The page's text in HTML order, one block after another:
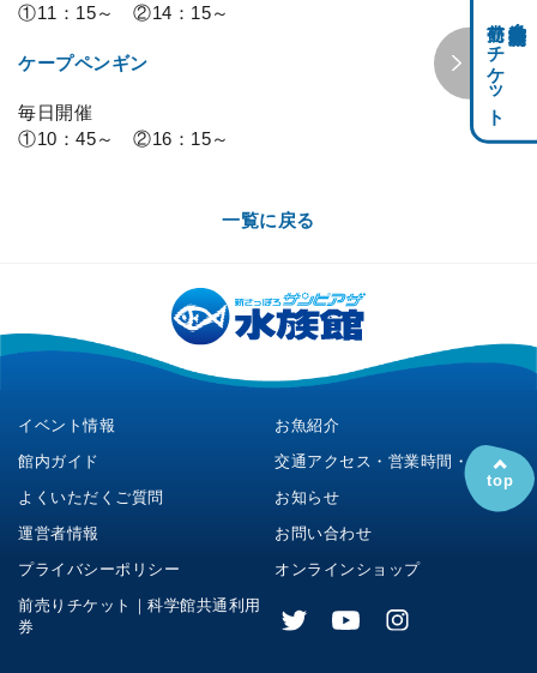
①11：15～ ②14：15～
ケープペンギン
毎日開催
①10：45～ ②16：15～
一覧に戻る
前売りチケット
イベント情報
お魚紹介
館内ガイド
交通アクセス・営業時間・料金
よくいただくご質問
お知らせ
運営者情報
お問い合わせ
プライバシーポリシー
オンラインショップ
前売りチケット｜科学館共通利用
券
top